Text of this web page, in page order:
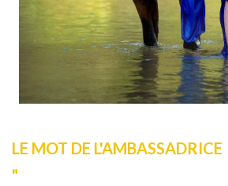
LE MOT DE L'AMBASSADRICE
"